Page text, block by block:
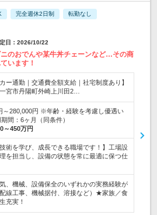
完全週休2日制 転勤なし
日：2026/10/22
ニのおでんや某牛丼チェーンなど…その商
います！
ー通勤｜交通費全額支給｜社宅制度あり】
宮市丹陽町外崎上川田2…
～280,000円 ※年齢・経験を考慮し優遇い
間：6ヶ月（同条件）
～450万円
術を学び、成長できる職場です！】工場設
を担当し、設備の状態を常に最適に保つ仕
、機械、設備保全のいずれかの実務経験が
線工事、機械据付、溶接など）★家族／食
充実！